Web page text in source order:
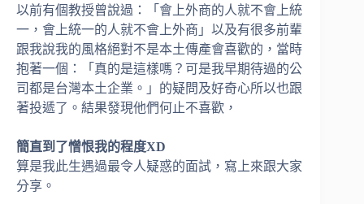
以前有個教授曾說過：「會上外商的人就不會上統
一，會上統一的人就不會上外商」以及有很多前輩
跟我說我的風格絕對不是本土傳產會喜歡的，當時
抱著一個：「真的是這樣嗎？可是我早期待過的公
司都是台灣本土企業。」的疑問及好奇心所以也跟
著投遞了。結果發現他們何止不喜歡，
簡直到了憎恨我的程度XD
算是我此生遇過最令人疑惑的面試，寫上來跟大家
分享。